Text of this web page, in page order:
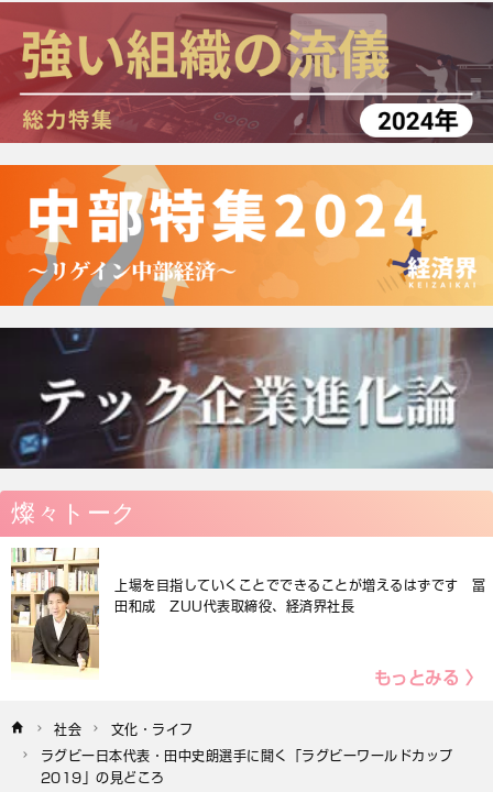
燦々トーク
上場を目指していくことでできることが増えるはずです 冨
田和成 ZUU代表取締役、経済界社長
もっとみる 〉
社会
文化・ライフ
ラグビー日本代表・田中史朗選手に聞く「ラグビーワールドカップ
2019」の見どころ